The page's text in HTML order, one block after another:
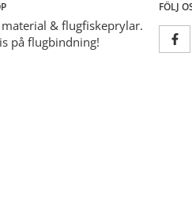
& flugfiskeprylar.
på flugbindning!
FÖLJ